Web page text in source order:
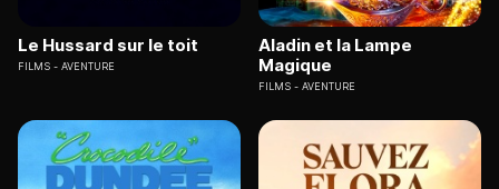
Le Hussard sur le toit
FILMS AVENTURE
Aladin et la Lampe
Magique
FILMS AVENTURE